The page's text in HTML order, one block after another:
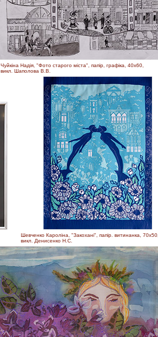
Чуйкіна Надія, "Фото старого міста", папір, графіка, 40х60,
викл. Шаполова В.В.
Шевченко Кароліна, "Закохані", папір. витинанка, 70х50,
викл. Денисенко Н.С.